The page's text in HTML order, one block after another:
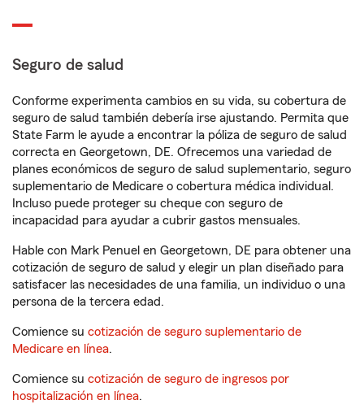
Seguro de salud
Conforme experimenta cambios en su vida, su cobertura de
seguro de salud también debería irse ajustando. Permita que
State Farm le ayude a encontrar la póliza de seguro de salud
correcta en Georgetown, DE. Ofrecemos una variedad de
planes económicos de seguro de salud suplementario, seguro
suplementario de Medicare o cobertura médica individual.
Incluso puede proteger su cheque con seguro de
incapacidad para ayudar a cubrir gastos mensuales.
Hable con Mark Penuel en Georgetown, DE para obtener una
cotización de seguro de salud y elegir un plan diseñado para
satisfacer las necesidades de una familia, un individuo o una
persona de la tercera edad.
Comience su cotización de seguro suplementario de
Medicare en línea.
Comience su cotización de seguro de ingresos por
hospitalización en línea.